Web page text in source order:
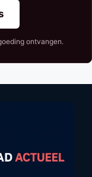
ontvangen.